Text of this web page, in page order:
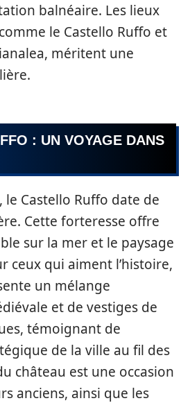
balnéaire. Les lieux
le Castello Ruffo et
méritent une
: UN VOYAGE DANS
Castello Ruffo date de
Cette forteresse offre
sur la mer et le paysage
ceux qui aiment l’histoire,
un mélange
et de vestiges de
témoignant de
de la ville au fil des
château est une occasion
anciens, ainsi que les